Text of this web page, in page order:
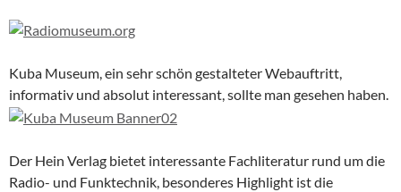
Kuba Museum, ein sehr schön gestalteter Webauftritt,
informativ und absolut interessant, sollte man gesehen haben.
Der Hein Verlag bietet interessante Fachliteratur rund um die
Radio- und Funktechnik, besonderes Highlight ist die